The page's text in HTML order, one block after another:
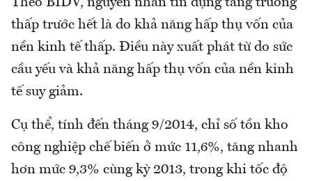
thấp trước hết là do khả năng hấp thụ vốn của
nền kinh tế thấp. Điều này xuất phát từ do sức
cầu yếu và khả năng hấp thụ vốn của nền kinh
tế suy giảm.
Cụ thể, tính đến tháng 9/2014, chỉ số tồn kho
công nghiệp chế biến ở mức 11,6%, tăng nhanh
hơn mức 9,3% cùng kỳ 2013, trong khi tốc độ